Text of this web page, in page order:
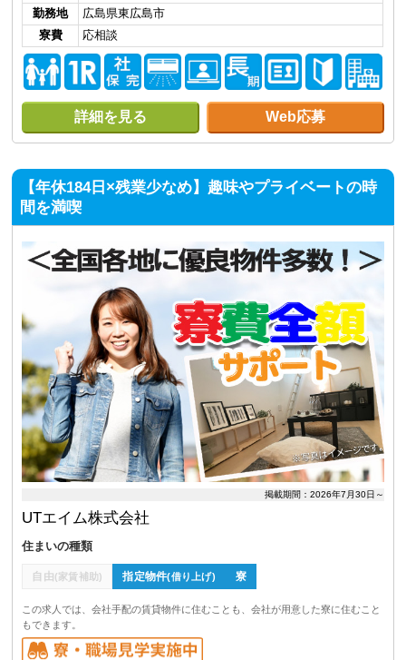
勤務地
広島県東広島市
寮費
応相談
詳細を見る Web応募
【年休184日×残業少なめ】趣味やプライベートの時
間を満喫
掲載期間：2026年7月30日～
UTエイム株式会社
住まいの種類
自由(家賃補助) 指定物件(借り上げ) 寮
この求人では、会社手配の賃貸物件に住むことも、会社が用意した寮に住むこと
もできます。